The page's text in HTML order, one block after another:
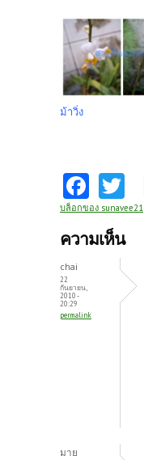
ม้าวิ่ง
Fa
ce
b
k
w
itt
บล็อกของ sunavee21
ความเห็น
chai
22
กันยายน,
2010 -
20:29
permalink
มาย